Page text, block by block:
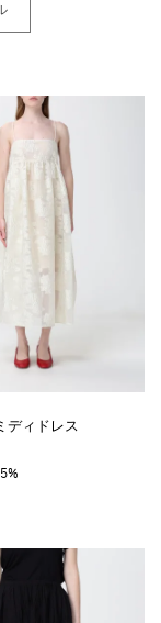
ディドレス